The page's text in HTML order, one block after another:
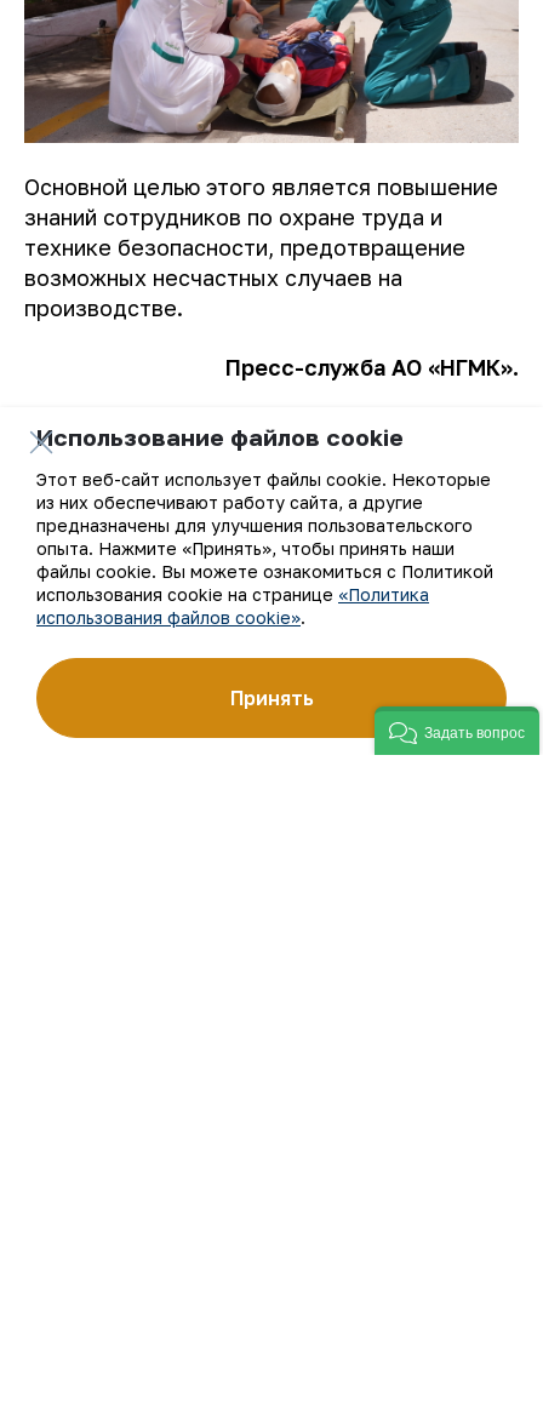
Основной целью этого является повышение
знаний сотрудников по охране труда и
технике безопасности, предотвращение
возможных несчастных случаев на
производстве.
Пресс-служба АО «НГМК».
К списку
Ваш email
Использование файлов cookie
Этот веб-сайт использует файлы cookie. Некоторые
из них обеспечивают работу сайта, а другие
предназначены для улучшения пользовательского
опыта. Нажмите «Принять», чтобы принять наши
файлы cookie. Вы можете ознакомиться с Политикой
использования cookie на странице «Политика
использования файлов cookie».
Принять
Задать вопрос